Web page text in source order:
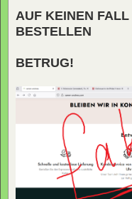
AUF KEINEN
BESTELLEN
BETRUG!